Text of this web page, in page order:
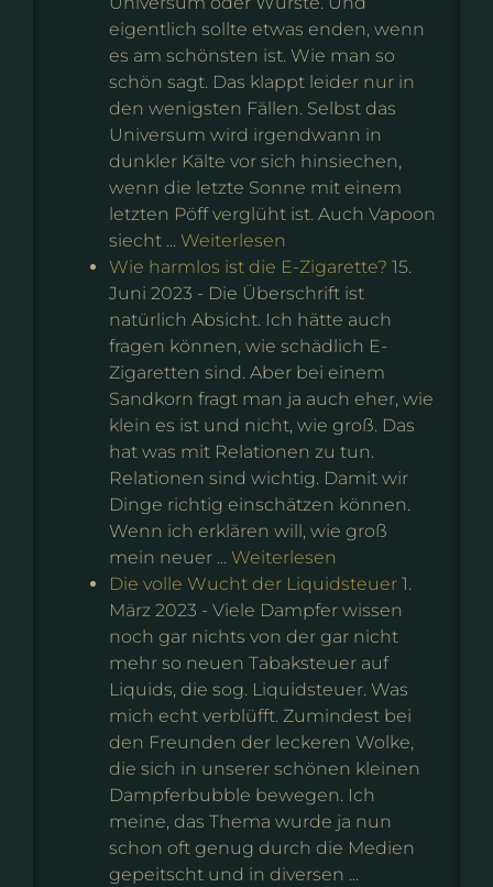
eigentlich sollte etwas enden, wenn
es am schönsten ist. Wie man so
schön sagt. Das klappt leider nur in
den wenigsten Fällen. Selbst das
Universum wird irgendwann in
dunkler Kälte vor sich hinsiechen,
wenn die letzte Sonne mit einem
letzten Pöff verglüht ist. Auch Vapoon
siecht ... Weiterlesen
Wie harmlos ist die E-Zigarette? 15.
Juni 2023 - Die Überschrift ist
natürlich Absicht. Ich hätte auch
fragen können, wie schädlich E-
Zigaretten sind. Aber bei einem
Sandkorn fragt man ja auch eher, wie
klein es ist und nicht, wie groß. Das
hat was mit Relationen zu tun.
Relationen sind wichtig. Damit wir
Dinge richtig einschätzen können.
Wenn ich erklären will, wie groß
mein neuer ... Weiterlesen
Die volle Wucht der Liquidsteuer 1.
März 2023 - Viele Dampfer wissen
noch gar nichts von der gar nicht
mehr so neuen Tabaksteuer auf
Liquids, die sog. Liquidsteuer. Was
mich echt verblüfft. Zumindest bei
den Freunden der leckeren Wolke,
die sich in unserer schönen kleinen
Dampferbubble bewegen. Ich
meine, das Thema wurde ja nun
schon oft genug durch die Medien
gepeitscht und in diversen ...